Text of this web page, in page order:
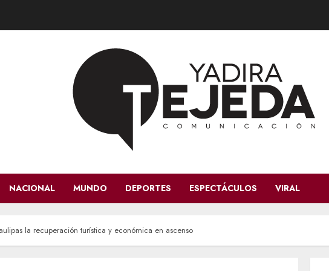
NACIONAL MUNDO DEPORTES ESPECTÁCULOS VIRAL
la recuperación turística y económica en ascenso